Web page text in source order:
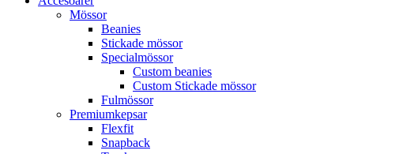
Mössor
Beanies
Stickade mössor
Specialmössor
Custom beanies
Custom Stickade mössor
Fulmössor
Premiumkepsar
Flexfit
Snapback